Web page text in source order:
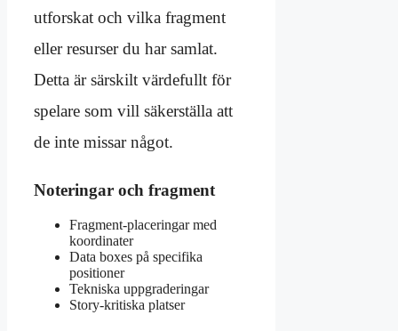
utforskat och vilka fragment
eller resurser du har samlat.
Detta är särskilt värdefullt för
spelare som vill säkerställa att
de inte missar något.
Noteringar och fragment
Fragment-placeringar med
koordinater
Data boxes på specifika
positioner
Tekniska uppgraderingar
Story-kritiska platser